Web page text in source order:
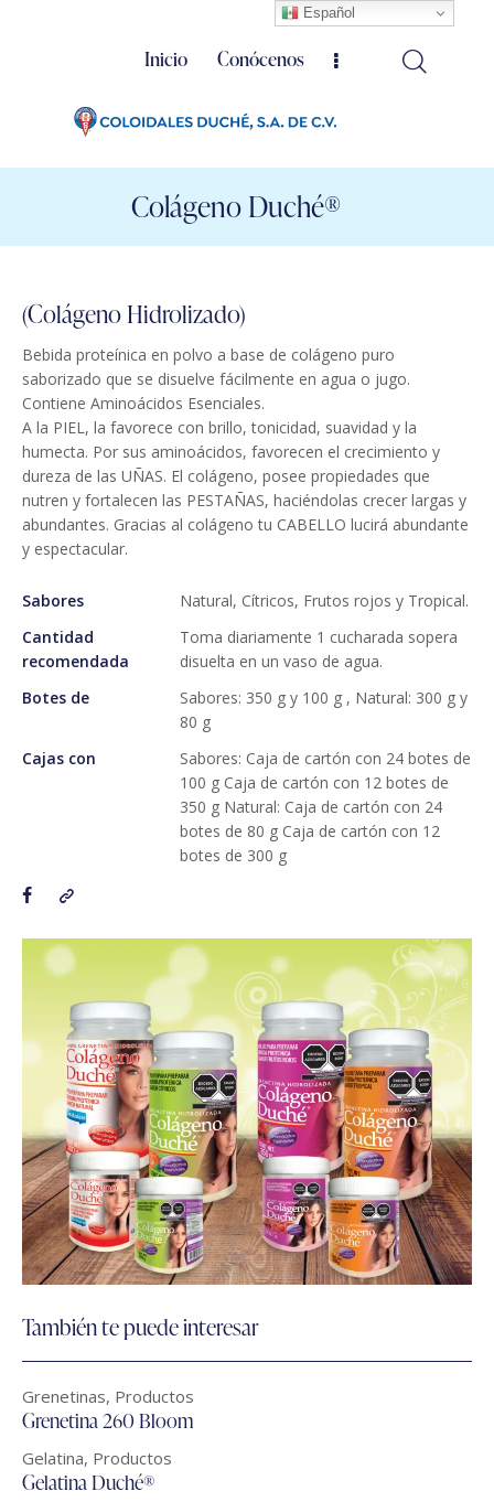
Inicio Conócenos
Colágeno Duché®
(Colágeno Hidrolizado)
Bebida proteínica en polvo a base de colágeno puro
saborizado que se disuelve fácilmente en agua o jugo.
Contiene Aminoácidos Esenciales.
A la PIEL, la favorece con brillo, tonicidad, suavidad y la
humecta. Por sus aminoácidos, favorecen el crecimiento y
dureza de las UÑAS. El colágeno, posee propiedades que
nutren y fortalecen las PESTAÑAS, haciéndolas crecer largas y
abundantes. Gracias al colágeno tu CABELLO lucirá abundante
y espectacular.
Sabores
Natural, Cítricos, Frutos rojos y Tropical.
Cantidad
recomendada
Toma diariamente 1 cucharada sopera
disuelta en un vaso de agua.
Botes de
Sabores: 350 g y 100 g , Natural: 300 g y
80 g
Cajas con
Sabores: Caja de cartón con 24 botes de
100 g Caja de cartón con 12 botes de
350 g Natural: Caja de cartón con 24
botes de 80 g Caja de cartón con 12
botes de 300 g
También te puede interesar
Grenetinas, Productos
Grenetina 260 Bloom
Gelatina, Productos
Gelatina Duché®
Español